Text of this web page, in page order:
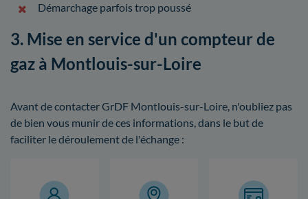
Démarchage parfois trop poussé
3. Mise en service d'un compteur de
gaz à Montlouis-sur-Loire
Avant de contacter GrDF Montlouis-sur-Loire, n'oubliez pas
de bien vous munir de ces informations, dans le but de
faciliter le déroulement de l'échange :